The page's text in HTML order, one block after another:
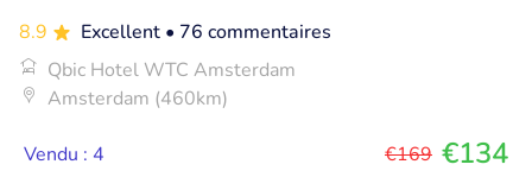
8.9 Excellent • 76 commentaires
Qbic Hotel WTC Amsterdam
Amsterdam (460km)
Vendu : 4 €169 €134